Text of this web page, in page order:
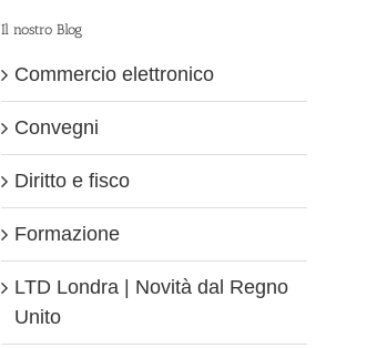
Il nostro Blog
Commercio elettronico
Convegni
Diritto e fisco
Formazione
LTD Londra | Novità dal Regno
Unito